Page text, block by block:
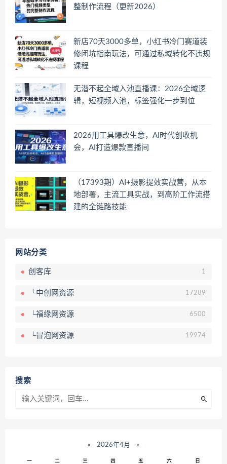
整制作流程（更新2026）
新店70天3000多单，小红书冷门赛道装
修闭坑指南玩法，可通过私域转化不违规
课程
无潜不起全域入池直播课：2026全域逻
辑，短视频入池，标签强化一步到位
2026用工具爆改生意，AI时代创收机
会，AI打造爆款直播间
（17393期）AI+摄影提效实战营，从本
地部署，主流工具实战，到高阶工作流搭
建的全链路技能
网站分类
创客库 1
└中创网资源 17289
└福缘网资源 6500
└冒泡网资源 19974
搜索
« 2026年4月 »
一 二 三 四 五 六 日